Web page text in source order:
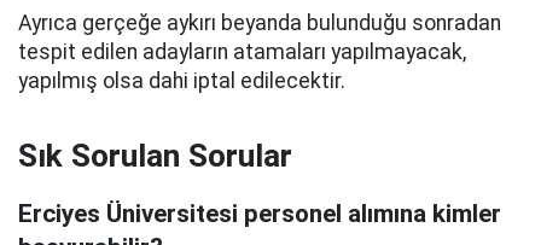
Ayrıca gerçeğe aykırı beyanda bulunduğu sonradan
tespit edilen adayların atamaları yapılmayacak,
yapılmış olsa dahi iptal edilecektir.
Sık Sorulan Sorular
Erciyes Üniversitesi personel alımına kimler